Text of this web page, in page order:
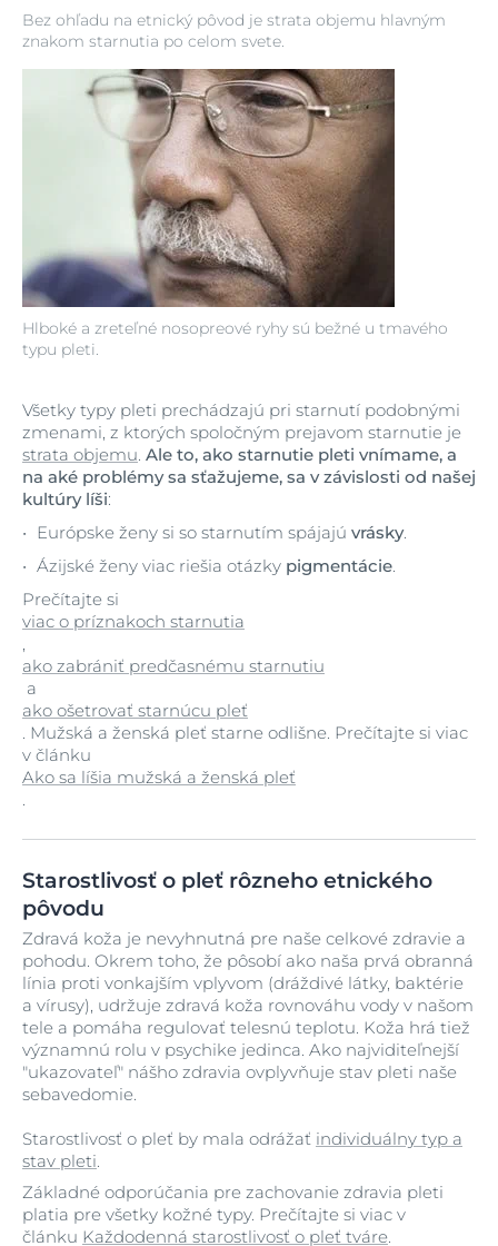
Bez ohľadu na etnický pôvod je strata objemu hlavným
znakom starnutia po celom svete.
Hlboké a zreteľné nosopreové ryhy sú bežné u tmavého
typu pleti.
Všetky typy pleti prechádzajú pri starnutí podobnými
zmenami, z ktorých spoločným prejavom starnutie je
strata objemu Ale to, ako starnutie pleti vnímame, a
na aké problémy sa sťažujeme, sa v závislosti od našej
kultúry líši:
Európske ženy si so starnutím spájajú vrásky.
Ázijské ženy viac riešia otázky pigmentácie
Prečítajte si
viac o príznakoch starnutia
ako zabrániť predčasnému starnutiu
a
ako ošetrovať starnúcu pleť
. Mužská a ženská pleť starne odlišne. Prečítajte si viac
v článku
Ako sa líšia mužská a ženská pleť
Starostlivosť o pleť rôzneho etnického
pôvodu
Zdravá koža je nevyhnutná pre naše celkové zdravie a
pohodu. Okrem toho, že pôsobí ako naša prvá obranná
línia proti vonkajším vplyvom (dráždivé látky, baktérie
a vírusy), udržuje zdravá koža rovnováhu vody v našom
tele a pomáha regulovať telesnú teplotu. Koža hrá tiež
významnú rolu v psychike jedinca. Ako najviditeľnejší
"ukazovateľ" nášho zdravia ovplyvňuje stav pleti naše
sebavedomie.
Starostlivosť o pleť by mala odrážať individuálny typ a
stav pleti
Základné odporúčania pre zachovanie zdravia pleti
platia pre všetky kožné typy. Prečítajte si viac v
článku Každodenná starostlivosť o pleť tváre